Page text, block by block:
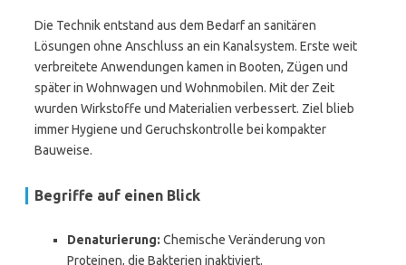
Die Technik entstand aus dem Bedarf an sanitären
Lösungen ohne Anschluss an ein Kanalsystem. Erste weit
verbreitete Anwendungen kamen in Booten, Zügen und
später in Wohnwagen und Wohnmobilen. Mit der Zeit
wurden Wirkstoffe und Materialien verbessert. Ziel blieb
immer Hygiene und Geruchskontrolle bei kompakter
Bauweise.
Begriffe auf einen Blick
Denaturierung: Chemische Veränderung von
Proteinen, die Bakterien inaktiviert.